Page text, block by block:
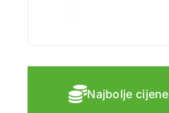
Najbolje cijene